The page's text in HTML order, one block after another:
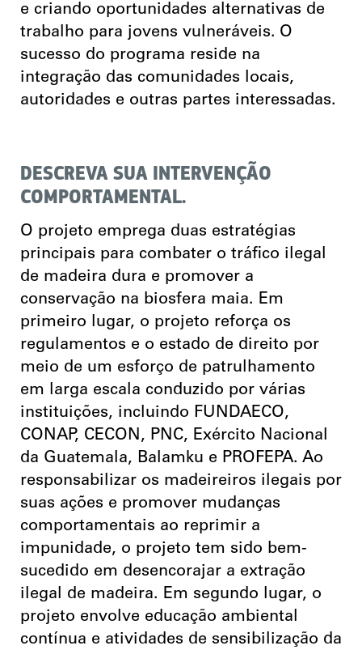
e criando oportunidades alternativas de
trabalho para jovens vulneráveis. O
sucesso do programa reside na
integração das comunidades locais,
autoridades e outras partes interessadas.
DESCREVA SUA INTERVENÇÃO
COMPORTAMENTAL.
O projeto emprega duas estratégias
principais para combater o tráfico ilegal
de madeira dura e promover a
conservação na biosfera maia. Em
primeiro lugar, o projeto reforça os
regulamentos e o estado de direito por
meio de um esforço de patrulhamento
em larga escala conduzido por várias
instituições, incluindo FUNDAECO,
CONAP, CECON, PNC, Exército Nacional
da Guatemala, Balamku e PROFEPA. Ao
responsabilizar os madeireiros ilegais por
suas ações e promover mudanças
comportamentais ao reprimir a
impunidade, o projeto tem sido bem-
sucedido em desencorajar a extração
ilegal de madeira. Em segundo lugar, o
projeto envolve educação ambiental
contínua e atividades de sensibilização da